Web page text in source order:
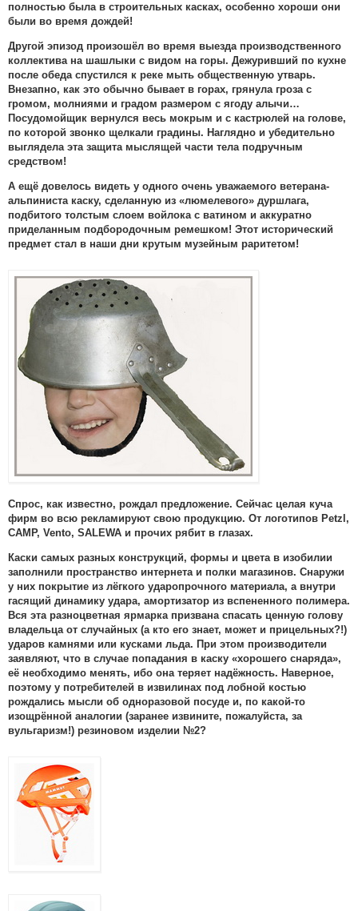
полностью была в строительных касках, особенно хороши они
были во время дождей!
Другой эпизод произошёл во время выезда производственного
коллектива на шашлыки с видом на горы. Дежуривший по кухне
после обеда спустился к реке мыть общественную утварь.
Внезапно, как это обычно бывает в горах, грянула гроза с
громом, молниями и градом размером с ягоду алычи…
Посудомойщик вернулся весь мокрым и с кастрюлей на голове,
по которой звонко щелкали градины. Наглядно и убедительно
выглядела эта защита мыслящей части тела подручным
средством!
А ещё довелось видеть у одного очень уважаемого ветерана-
альпиниста каску, сделанную из «люмелевого» дуршлага,
подбитого толстым слоем войлока с ватином и аккуратно
приделанным подбородочным ремешком! Этот исторический
предмет стал в наши дни крутым музейным раритетом!
Спрос, как известно, рождал предложение. Сейчас целая куча
фирм во всю рекламируют свою продукцию. От логотипов Petzl,
CAMP, Vento, SALEWA и прочих рябит в глазах.
Каски самых разных конструкций, формы и цвета в изобилии
заполнили пространство интернета и полки магазинов. Снаружи
у них покрытие из лёгкого ударопрочного материала, а внутри
гасящий динамику удара, амортизатор из вспененного полимера.
Вся эта разноцветная ярмарка призвана спасать ценную голову
владельца от случайных (а кто его знает, может и прицельных?!)
ударов камнями или кусками льда. При этом производители
заявляют, что в случае попадания в каску «хорошего снаряда»,
её необходимо менять, ибо она теряет надёжность. Наверное,
поэтому у потребителей в извилинах под лобной костью
рождались мысли об одноразовой посуде и, по какой-то
изощрённой аналогии (заранее извините, пожалуйста, за
вульгаризм!) резиновом изделии №2?